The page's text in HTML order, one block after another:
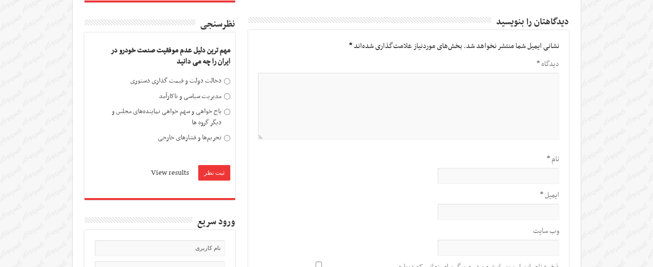
دیدگاهتان را بنویسید
نشانی ایمیل شما منتشر نخواهد شد.بخش‌های موردنیاز علامت‌گذاری شده‌اند*
دیدگاه*
نام*
ایمیل*
وب‌ سایت
نظرسنجی
مهم ترین دلیل عدم موفقیت صنعت خودرو در
ایران را چه می دانید
دخالت دولت و قیمت گذاری دستوری
مدیریت سیاسی و ناکارآمد
باج خواهی و سهم خواهی نماینده‌های مجلس و
دیگر گروه ها
تحریم‌ها و فشارهای خارجی
View results
ورود سریع